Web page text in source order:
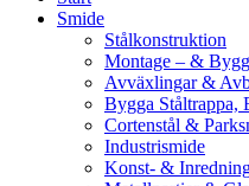
Smide
Stålkonstruktion
Montage – &
Avväxlingar &
Bygga Ståltrappa,
Cortenstål &
Industrismide
Konst- &